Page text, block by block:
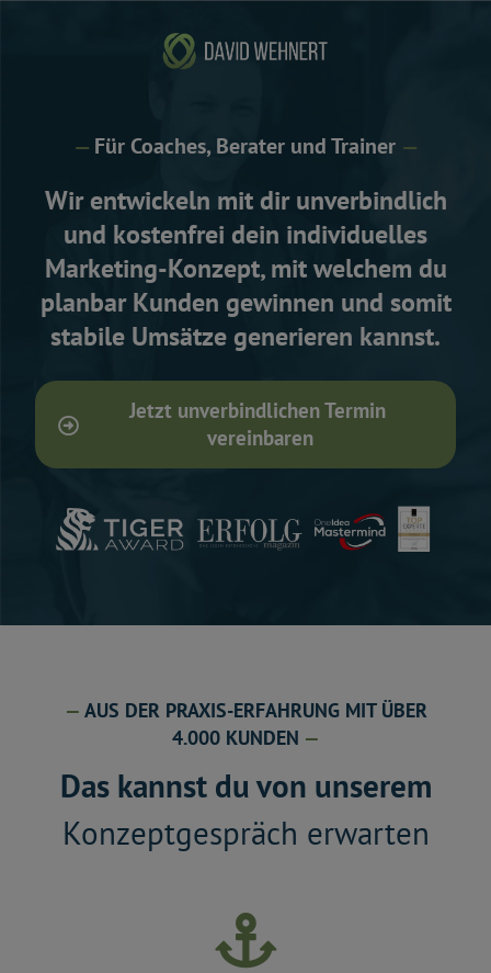
—Für Coaches, Berater und Trainer —
Wir entwickeln mit dir unverbindlich
und kostenfrei dein individuelles
Marketing-Konzept, mit welchem du
planbar Kunden gewinnen und somit
stabile Umsätze generieren kannst.
Jetzt unverbindlichen Termin
vereinbaren
— AUS DER PRAXIS-ERFAHRUNG MIT ÜBER
4.000 KUNDEN —
Das kannst du von unserem
Konzeptgespräch erwarten